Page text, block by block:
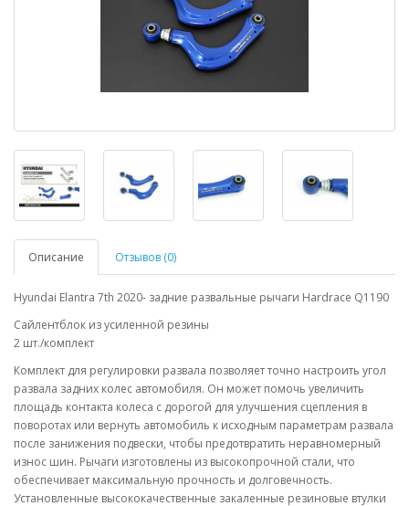
Описание Отзывов (0)
Hyundai Elantra 7th 2020- задние развальные рычаги Hardrace Q1190
Сайлентблок из усиленной резины
2 шт./комплект
Комплект для регулировки развала позволяет точно настроить угол
развала задних колес автомобиля. Он может помочь увеличить
площадь контакта колеса с дорогой для улучшения сцепления в
поворотах или вернуть автомобиль к исходным параметрам развала
после занижения подвески, чтобы предотвратить неравномерный
износ шин. Рычаги изготовлены из высокопрочной стали, что
обеспечивает максимальную прочность и долговечность.
Установленные высококачественные закаленные резиновые втулки